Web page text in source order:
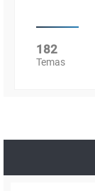
182
Temas